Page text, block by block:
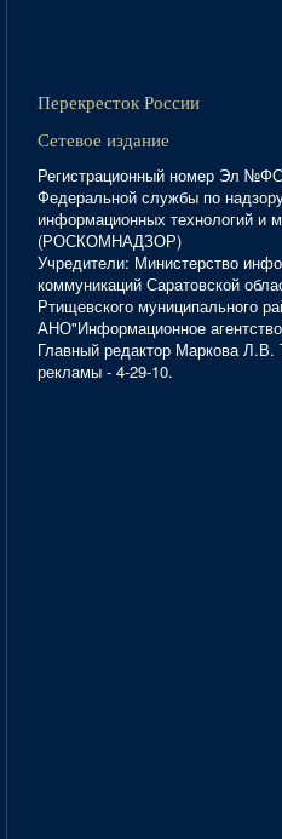
Перекресток России
Сетевое издание
Регистрационный номер Эл
Федеральной службы по
информационных технологий и
(РОСКОМНАДЗОР)
Учредители: Министерство
коммуникаций Саратовской
Ртищевского муниципального
АНО"Информационное
Главный редактор Маркова Л.В.
рекламы - 4-29-10.